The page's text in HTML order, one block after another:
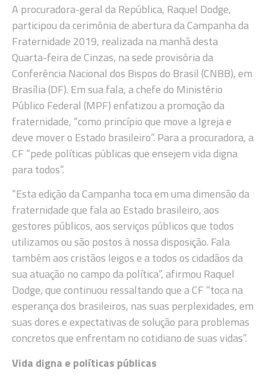
A procuradora-geral da República, Raquel Dodge,
participou da cerimônia de abertura da Campanha da
Fraternidade 2019, realizada na manhã desta
Quarta-feira de Cinzas, na sede provisória da
Conferência Nacional dos Bispos do Brasil (CNBB), em
Brasília (DF). Em sua fala, a chefe do Ministério
Público Federal (MPF) enfatizou a promoção da
fraternidade, “como princípio que move a Igreja e
deve mover o Estado brasileiro”. Para a procuradora, a
CF “pede políticas públicas que ensejem vida digna
para todos”.
“Esta edição da Campanha toca em uma dimensão da
fraternidade que fala ao Estado brasileiro, aos
gestores públicos, aos serviços públicos que todos
utilizamos ou são postos à nossa disposição. Fala
também aos cristãos leigos e a todos os cidadãos da
sua atuação no campo da política”, afirmou Raquel
Dodge, que continuou ressaltando que a CF “toca na
esperança dos brasileiros, nas suas perplexidades, em
suas dores e expectativas de solução para problemas
concretos que enfrentam no cotidiano de suas vidas”.
Vida digna e políticas públicas